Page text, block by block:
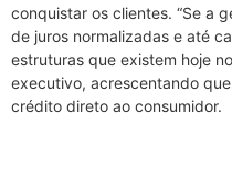
conquistar os clientes. “Se a
de juros normalizadas e até
estruturas que existem hoje
executivo, acrescentando
crédito direto ao consumidor.